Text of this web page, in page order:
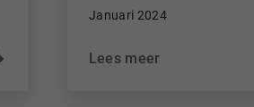
Januari 2024
Lees meer